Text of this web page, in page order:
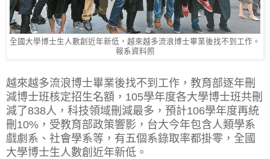
全國大學博士生人數創近年新低，越來越多流浪博士畢業後找不到工作。
報系資料照
越來越多流浪博士畢業後找不到工作，教育部逐年刪
減博士班核定招生名額，105學年度各大學博士班共刪
減了838人，科技領域刪減最多，預計106學年度再統
刪10%，受教育部政策響影，台大今年包含人類學系
戲劇系、社會學系等，有五個系錄取率都掛零，全國
大學博士生人數創近年新低。